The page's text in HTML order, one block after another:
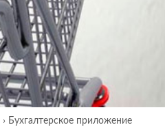
› Бухгалтерское приложение